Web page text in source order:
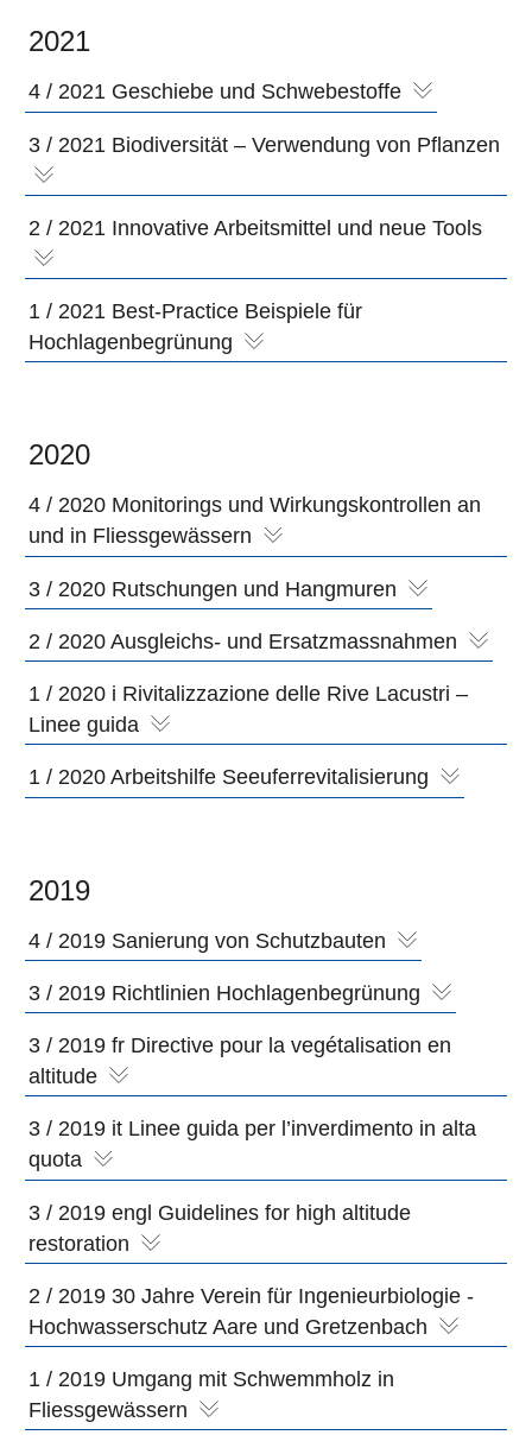
2021
4 / 2021 Geschiebe und Schwebestoffe
3 / 2021 Biodiversität – Verwendung von Pflanzen
2 / 2021 Innovative Arbeitsmittel und neue Tools
1 / 2021 Best-Practice Beispiele für
Hochlagenbegrünung
2020
4 / 2020 Monitorings und Wirkungskontrollen an
und in Fliessgewässern
3 / 2020 Rutschungen und Hangmuren
2 / 2020 Ausgleichs- und Ersatzmassnahmen
1 / 2020 i Rivitalizzazione delle Rive Lacustri –
Linee guida
1 / 2020 Arbeitshilfe Seeuferrevitalisierung
2019
4 / 2019 Sanierung von Schutzbauten
3 / 2019 Richtlinien Hochlagenbegrünung
3 / 2019 fr Directive pour la vegétalisation en
altitude
3 / 2019 it Linee guida per l’inverdimento in alta
quota
3 / 2019 engl Guidelines for high altitude
restoration
2 / 2019 30 Jahre Verein für Ingenieurbiologie -
Hochwasserschutz Aare und Gretzenbach
1 / 2019 Umgang mit Schwemmholz in
Fliessgewässern